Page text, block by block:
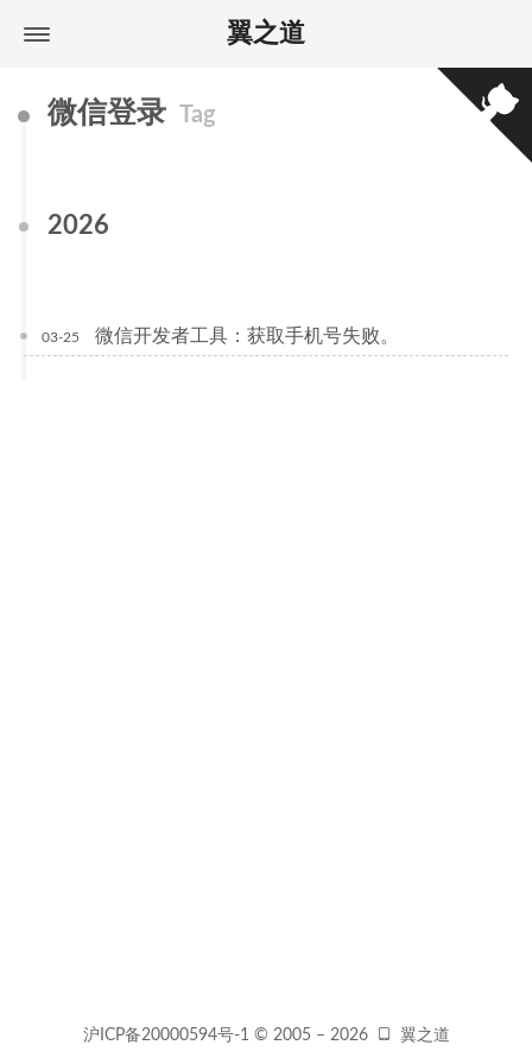
翼之道
微信登录 Tag
2026
03-25 微信开发者工具：获取手机号失败。
沪ICP备20000594号-1 © 2005 – 2026 翼之道